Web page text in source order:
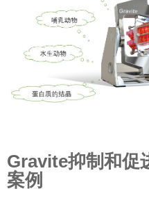
Gravite抑制和促
案例